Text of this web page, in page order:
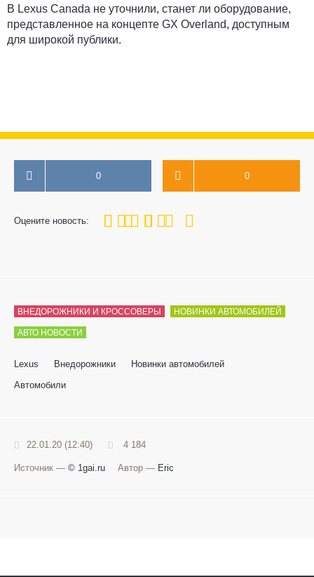
В Lexus Canada не уточнили, станет ли оборудование,
представленное на концепте GX Overland, доступным
для широкой публики.
0 0
Оцените новость:
100
1 3 4 5
ВНЕДОРОЖНИКИ И КРОССОВЕРЫ НОВИНКИ АВТОМОБИЛЕЙ
АВТО НОВОСТИ
Lexus Внедорожники
Новинки автомобилей
Автомобили
22.01.20 (12:40) 4 184
Источник — © 1gai.ru Автор — Eric